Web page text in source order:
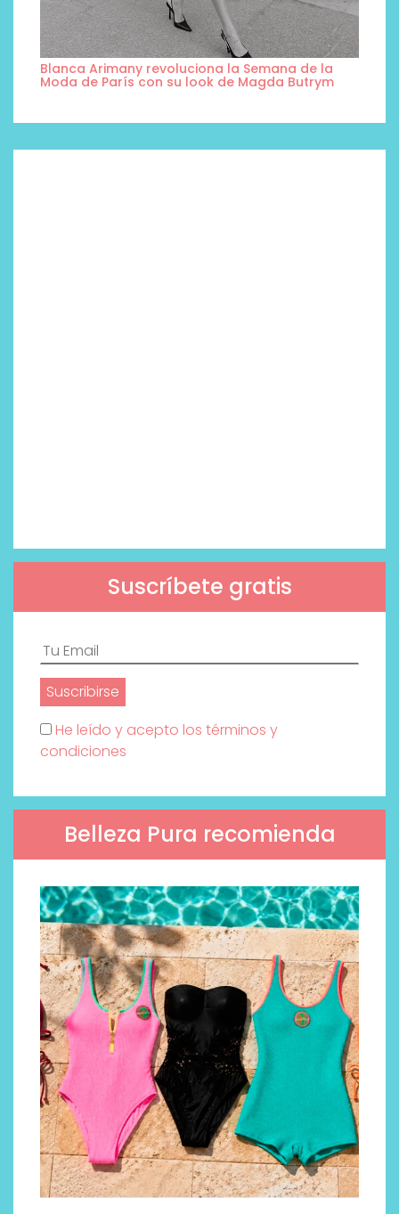
Blanca Arimany revoluciona la Semana de la
Moda de París con su look de Magda Butrym
Suscríbete gratis
He leído y acepto los términos y
condiciones
Belleza Pura recomienda